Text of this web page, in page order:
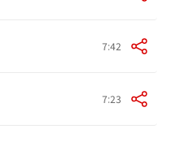
7:42
7:23